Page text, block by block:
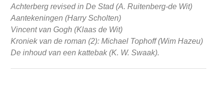
Achterberg revised in De Stad (A. Ruitenberg-de Wit)
Aantekeningen (Harry Scholten)
Vincent van Gogh (Klaas de Wit)
Kroniek van de roman (2): Michael Tophoff (Wim Hazeu)
De inhoud van een kattebak (K. W. Swaak).